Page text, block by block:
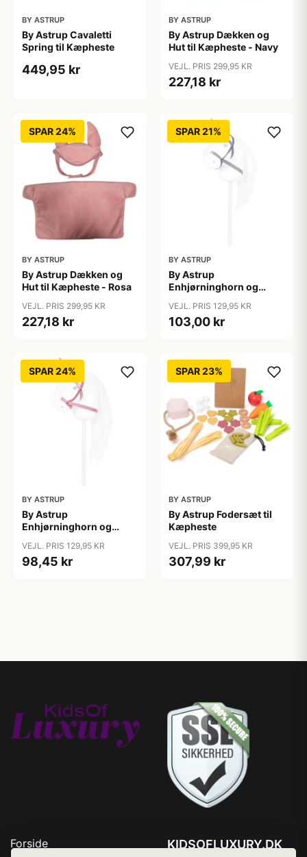
BY ASTRUP
By Astrup Cavaletti
Spring til Kæpheste
449,95 kr
BY ASTRUP
By Astrup Dækken og
Hut til Kæpheste - Navy
VEJL. PRIS 299,95 KR
227,18 kr
SPAR 24%
BY ASTRUP
By Astrup Dækken og
Hut til Kæpheste - Rosa
VEJL. PRIS 299,95 KR
227,18 kr
SPAR 21%
BY ASTRUP
By Astrup
Enhjørninghorn og
VEJL. PRIS 129,95 KR
103,00 kr
SPAR 24%
BY ASTRUP
By Astrup
Enhjørninghorn og
VEJL. PRIS 129,95 KR
98,45 kr
SPAR 23%
BY ASTRUP
By Astrup Fodersæt til
Kæpheste
VEJL. PRIS 399,95 KR
307,99 kr
Forside
KIDSOFLUXURY.DK